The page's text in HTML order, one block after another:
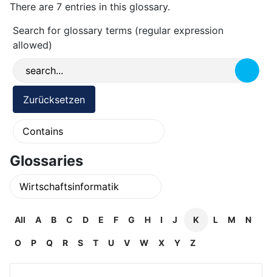
There are 7 entries in this glossary.
Search for glossary terms (regular expression
allowed)
Glossaries
All A B C D E F G H I J K L M N
O P Q R S T U V W X Y Z